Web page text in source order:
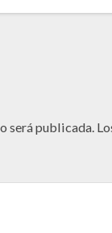
será publicada.